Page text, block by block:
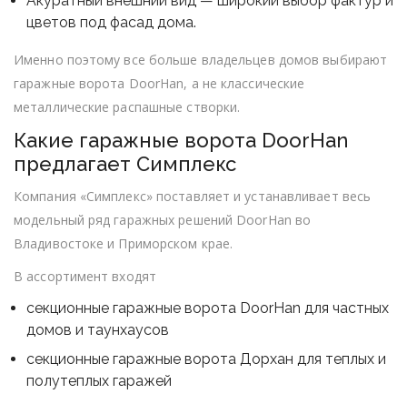
цветов под фасад дома.
Именно поэтому все больше владельцев домов выбирают
гаражные ворота DoorHan, а не классические
металлические распашные створки.
Какие гаражные ворота DoorHan
предлагает Симплекс
Компания «Симплекс» поставляет и устанавливает весь
модельный ряд гаражных решений DoorHan во
Владивостоке и Приморском крае.
В ассортимент входят
секционные гаражные ворота DoorHan для частных
домов и таунхаусов
секционные гаражные ворота Дорхан для теплых и
полутеплых гаражей